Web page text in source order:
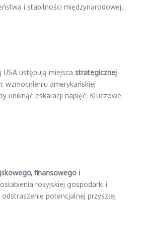
i stabilności międzynarodowej.
ustępują miejsca strategicznej
wzmocnieniu amerykańskiej
uniknąć eskalacji napięć. Kluczowe
finansowego i
rosyjskiej gospodarki i
potencjalnej przyszłej